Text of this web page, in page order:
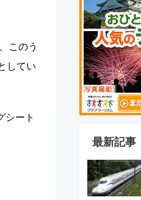
このう
してい
シート
最新記事